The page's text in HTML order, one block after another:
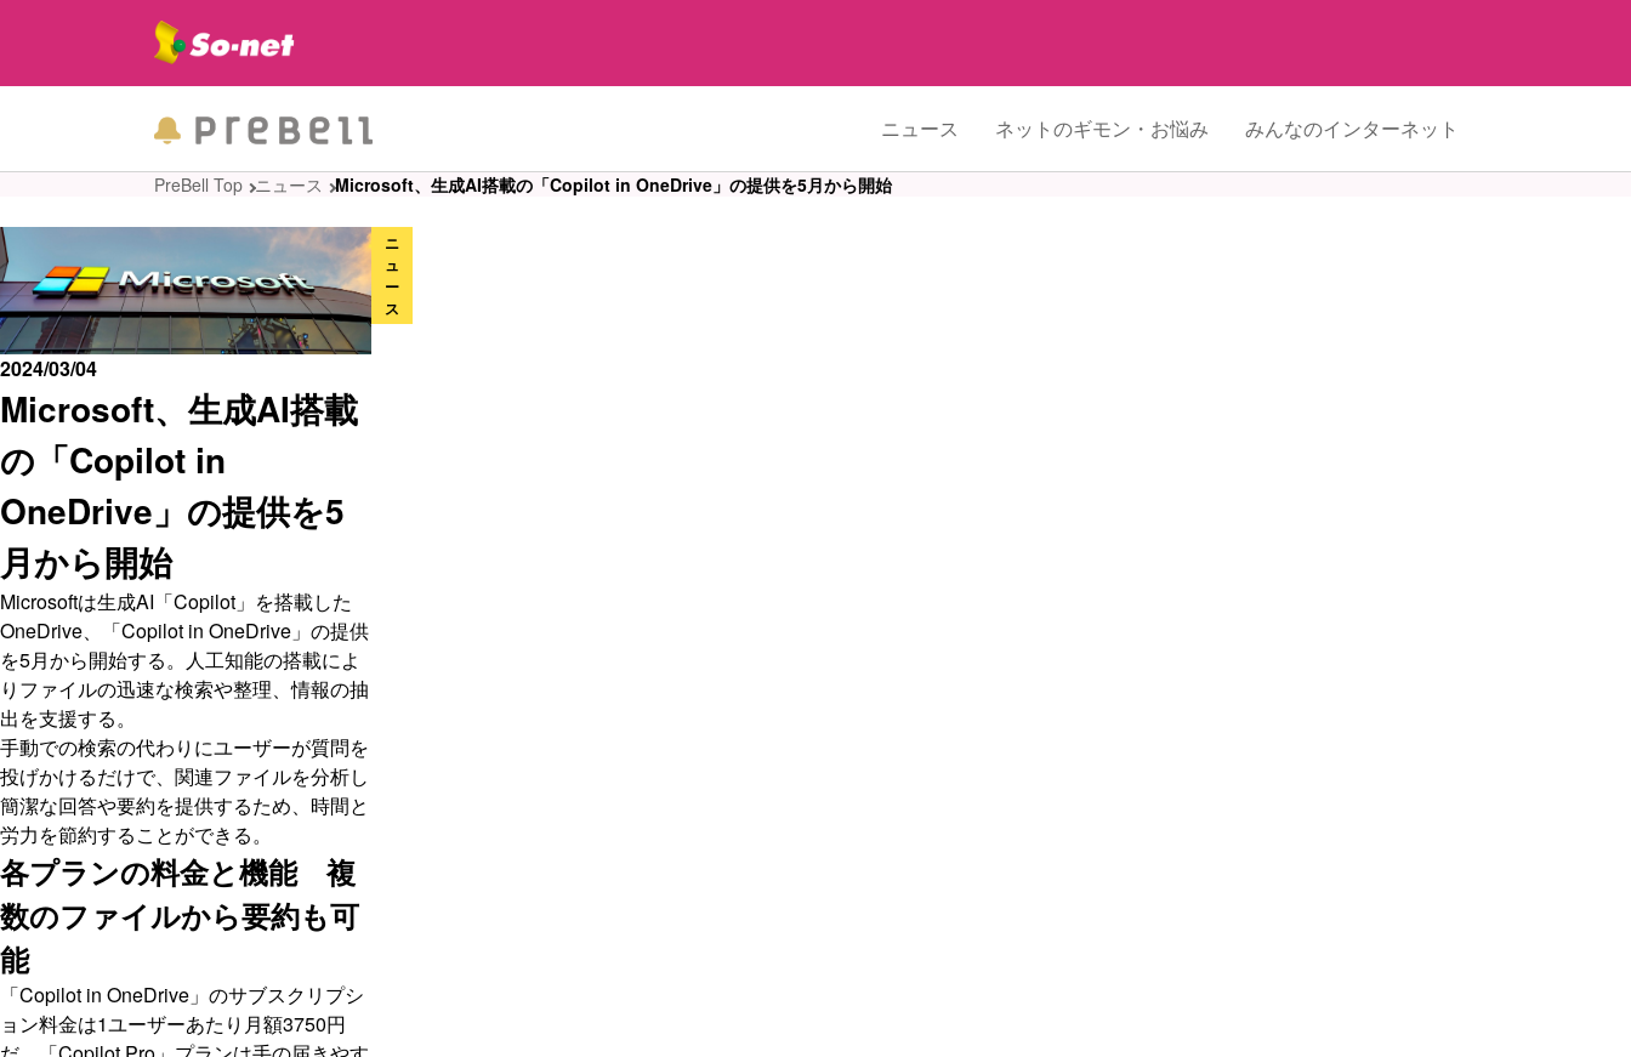
ニュース ネットのギモン・お悩み みんなのインターネット
PreBell Top ニュース Microsoft、生成AI搭載の「Copilot in OneDrive」の提供を5月から開始
ニ
ュ
ー
ス
Microsoft、生成AI搭載
の「Copilot in
OneDrive」の提供を5
月から開始
2024/03/04
Microsoftは生成AI「Copilot」を搭載した
OneDrive、「Copilot in OneDrive」の提供
を5月から開始する。人工知能の搭載によ
りファイルの迅速な検索や整理、情報の抽
出を支援する。
手動での検索の代わりにユーザーが質問を
投げかけるだけで、関連ファイルを分析し
簡潔な回答や要約を提供するため、時間と
労力を節約することができる。
各プランの料金と機能 複
数のファイルから要約も可
能
「Copilot in OneDrive」のサブスクリプシ
ョン料金は1ユーザーあたり月額3750円